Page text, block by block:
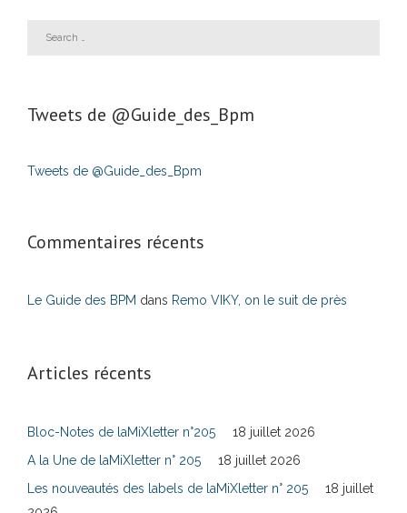
Tweets de ‎@Guide_des_Bpm
Tweets de @Guide_des_Bpm
Commentaires récents
Le Guide des BPM dans Remo VIKY, on le suit de près
Articles récents
Bloc-Notes de laMiXletter n°205
18 juillet 2026
A la Une de laMiXletter n° 205
18 juillet 2026
Les nouveautés des labels de laMiXletter n° 205
18 juillet